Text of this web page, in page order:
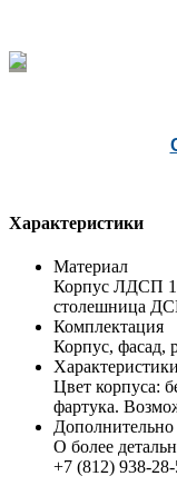
Характеристики
Материал
Корпус ЛДСП
столешница
Комплектация
Корпус, фасад,
Характеристики
Цвет корпуса:
фартука.
Дополнительно
О более
+7 (812) 938-